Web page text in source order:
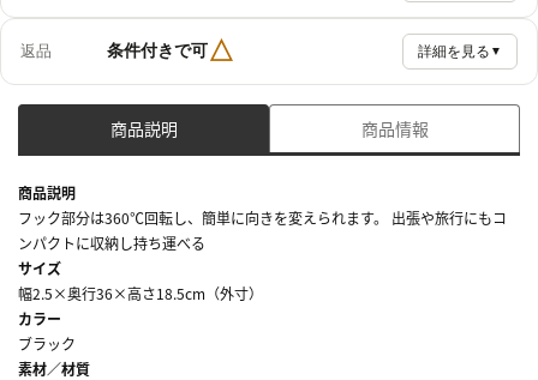
返品 条件付きで可△ 詳細を見る ▼
商品説明 商品情報
商品説明
フック部分は360℃回転し、簡単に向きを変えられます。 出張や旅行にもコ
ンパクトに収納し持ち運べる
サイズ
幅2.5×奥行36×高さ18.5cm（外寸）
カラー
ブラック
素材／材質